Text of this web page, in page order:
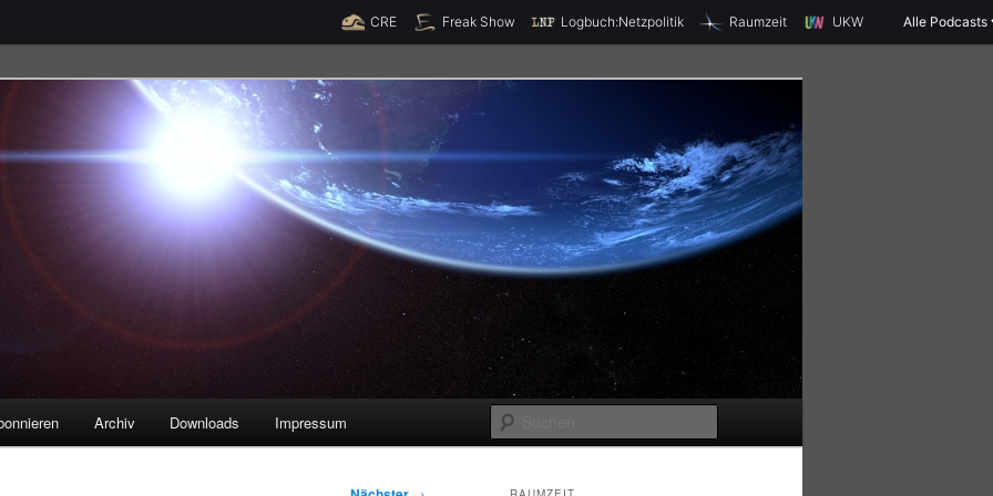
Spende jetzt!
CRE Freak Show Logbuch:Netzpolitik Raumzeit UKW Alle Podcasts
u
Archiv Downloads Impressum